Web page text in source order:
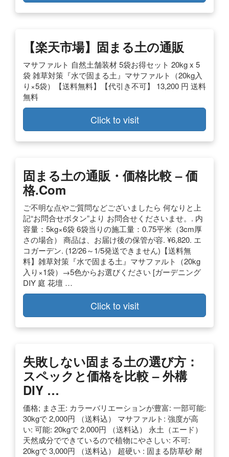
【楽天市場】固まる土の通販
マサファルト 自然土舗装材 5袋お得セット 20kg x 5
袋 雑草対策『水で固まる土』マサファルト（20kg入
り×5袋）【送料無料】【代引き不可】 13,200 円 送料
無料
Click to visit
固まる土の通販・価格比較 – 価
格.com
ご不明な点やご質問などございましたら 何なりと上
記“お問合せボタン”より お問合せくださいませ。. 内
容量：5kg×6袋 6袋当りの施工量：0.75平米（3cm厚
さの場合） 商品は、お届け後の保管が容. ¥6,820. エ
コガーデン. (12/26～1/5発送できません)【送料無
料】雑草対策『水で固まる土』マサファルト（20kg
入り×1袋）→5色からお選びください [ガーデニング
DIY 庭 花壇 …
Click to visit
失敗しない固まる土の選び方：
スペックと価格を比較 – 外構
DIY …
価格; まさ王: カラーバリエーションが豊富: 一部可能:
30kgで 2,000円 （送料込） マサファルト: 強度が高
い: 可能: 20kgで 2,000円 （送料込） 永土（エード）
天然成分でできているので植物にやさしい: 不可:
20kgで 3,000円 （送料込） 超硬い : 固まる防草砂 耐